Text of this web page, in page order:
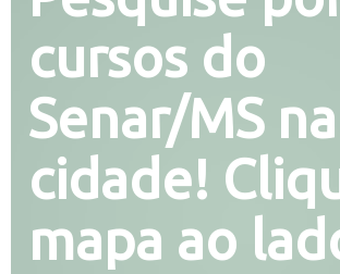
cursos do
Senar/MS
cidade!
mapa ao